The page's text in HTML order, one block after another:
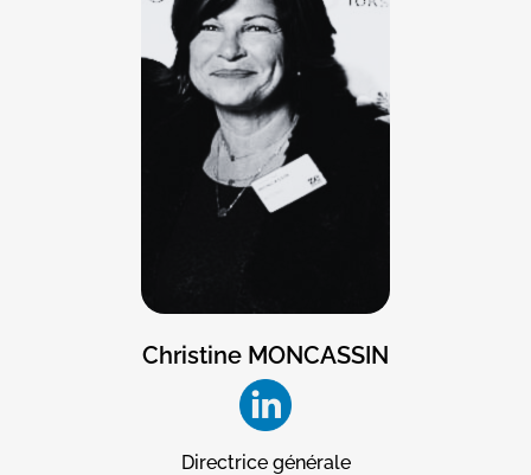
Christine MONCASSIN
Directrice générale